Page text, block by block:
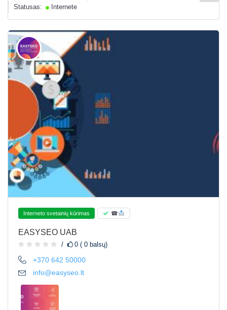
Statusas:
Internete
Interneto svetainių kūrimas ☎
EASYSEO UAB
0 ( 0 balsų)
+370 642 50000
info@easyseo.lt